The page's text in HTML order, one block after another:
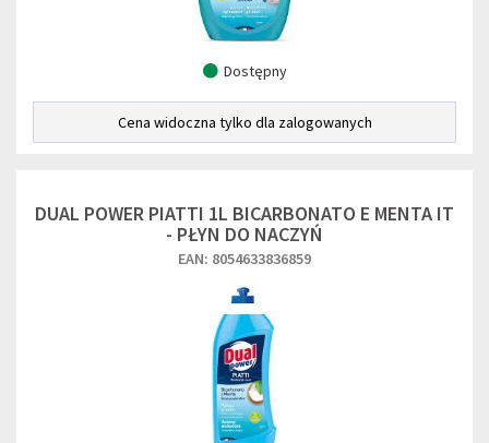
Dostępny
Cena widoczna tylko dla zalogowanych
DUAL POWER PIATTI 1L BICARBONATO E MENTA IT
- PŁYN DO NACZYŃ
EAN: 8054633836859